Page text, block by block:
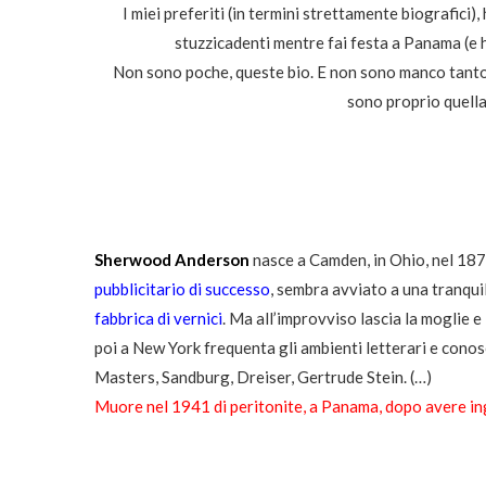
I miei preferiti (in termini strettamente biografici),
stuzzicadenti mentre fai festa a Panama
Non sono poche, queste bio. E non sono manco
sono proprio
Sherwood Anderson nasce a Camden, in Ohio, nel
pubblicitario di successo, sembra avviato a una
fabbrica di vernici. Ma all’improvviso lascia la moglie
poi a New York frequenta gli ambienti letterari e
Masters, Sandburg, Dreiser, Gertrude Stein. (…)
Muore nel 1941 di peritonite, a Panama, dopo avere